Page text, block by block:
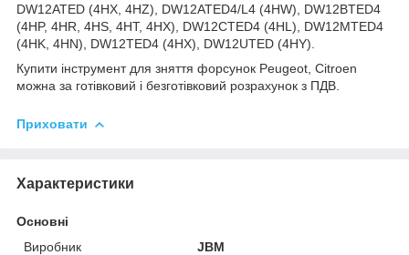
DW12ATED (4HX, 4HZ), DW12ATED4/L4 (4HW), DW12BTED4
(4HP, 4HR, 4HS, 4HT, 4HX), DW12CTED4 (4HL), DW12MTED4
(4HK, 4HN), DW12TED4 (4HX), DW12UTED (4HY).
Купити інструмент для зняття форсунок Peugeot, Citroen
можна за готівковий і безготівковий розрахунок з ПДВ.
Приховати
Характеристики
Основні
Виробник
JBM